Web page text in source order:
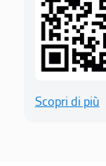
Scopri di più